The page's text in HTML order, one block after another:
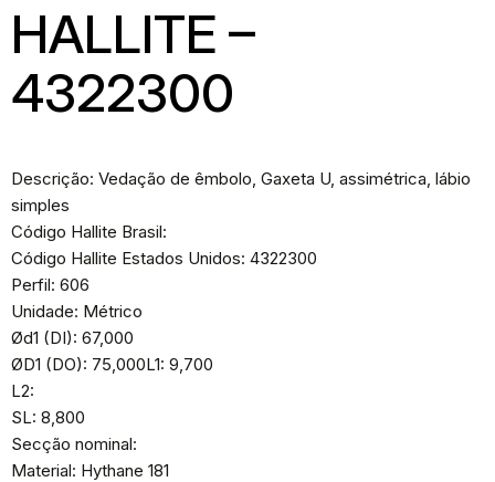
HALLITE –
4322300
Descrição: Vedação de êmbolo, Gaxeta U, assimétrica, lábio
simples
Código Hallite Brasil:
Código Hallite Estados Unidos: 4322300
Perfil: 606
Unidade: Métrico
Ød1 (DI): 67,000
ØD1 (DO): 75,000L1: 9,700
L2:
SL: 8,800
Secção nominal:
Material: Hythane 181